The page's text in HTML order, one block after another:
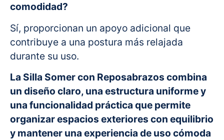
comodidad?
Sí, proporcionan un apoyo adicional que
contribuye a una postura más relajada
durante su uso.
La Silla Somer con Reposabrazos combina
un diseño claro, una estructura uniforme y
una funcionalidad práctica que permite
organizar espacios exteriores con equilibrio
y mantener una experiencia de uso cómoda